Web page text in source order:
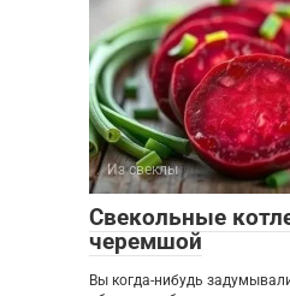
Из свеклы
Свекольные
черемшой
Вы когда-нибудь